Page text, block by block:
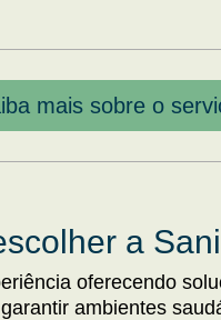
mais sobre o
a
oferecendo
ambientes